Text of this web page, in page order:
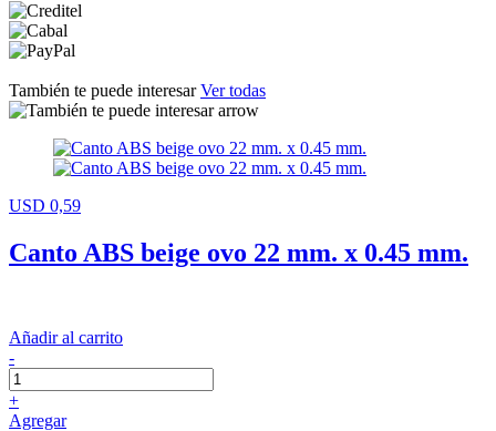
También te puede interesarVer todas
USD 0,59
Canto ABS beige ovo 22 mm. x 0.45 mm.
Añadir al carrito
-
+
Agregar